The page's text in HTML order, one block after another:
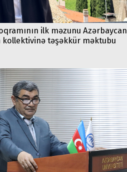
ilk məzunu Azərbaycan
kollektivinə təşəkkür məktubu